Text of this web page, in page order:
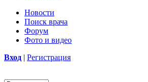
Новости
Поиск врача
Форум
Фото и видео
Вход | Регистрация